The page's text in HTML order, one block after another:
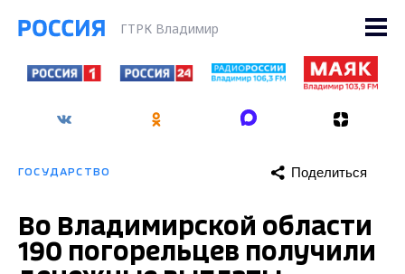
ГТРК Владимир
ГОСУДАРСТВО Поделиться
Во Владимирской области
190 погорельцев получили